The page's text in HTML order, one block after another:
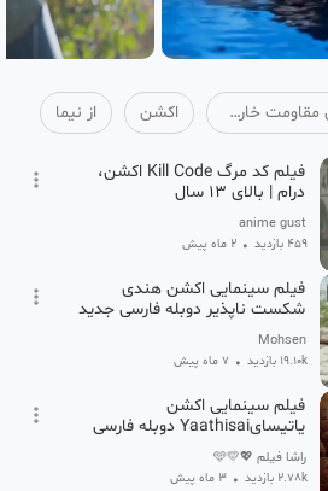
آخرین مقاومت خارجی اکشن از نیما
فیلم کد مرگ Kill Code اکشن،
درام | بالای 13 سال
anime gust
459 بازدید • 2 ماه پیش
فیلم سینمایی اکشن هندی
شکست ناپذیر دوبله فارسی جدید
Mohsen
19.10k بازدید • 7 ماه پیش
فیلم سینمایی اکشن
یاتیسایYaathisai دوبله فارسی
اکشن،تاریخی/فیلم جنگی/فیلم
هندی/فیلم سینمایی هندی
راشا فیلم 💖💛🩵
2.78k بازدید • 3 ماه پیش